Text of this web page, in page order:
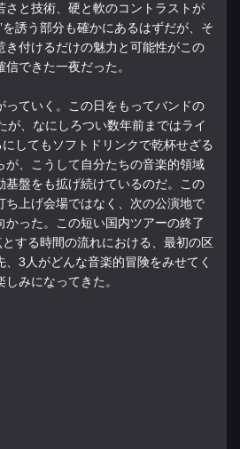
さと技術、硬と軟のコントラストが
を誘う部分も確かにあるはずだが、そ
き付けるだけの魅力と可能性がこの
できた一夜だった。
っていく。この日をもってバンドの
が、なにしろつい数年前まではライ
にしてもソフトドリンクで乾杯せざる
が、こうして自分たちの音楽的領域
基盤をも拡げ続けているのだ。この
ち上げ会場ではなく、次の公演地で
かった。この短い国内ツアーの終了
する時間の流れにおける、最初の区
3人がどんな音楽的冒険をみせてく
みになってきた。